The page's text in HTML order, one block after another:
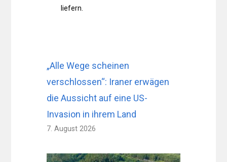
liefern.
„Alle Wege scheinen
verschlossen“: Iraner erwägen
die Aussicht auf eine US-
Invasion in ihrem Land
7. August 2026